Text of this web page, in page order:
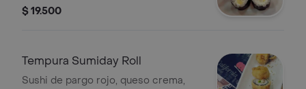
$ 19.500
Tempura Sumiday Roll
Sushi de pargo rojo, queso crema,